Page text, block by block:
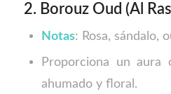
2. Borouz Oud (Al
Notas: Rosa, sándalo,
Proporciona un aura
ahumado y floral.